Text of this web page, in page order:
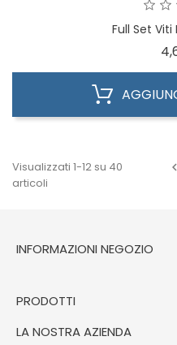
Full Set Viti
Visualizzati 1-12 su 40
articoli

INFORMAZIONI NEGOZIO
PRODOTTI
LA NOSTRA AZIENDA